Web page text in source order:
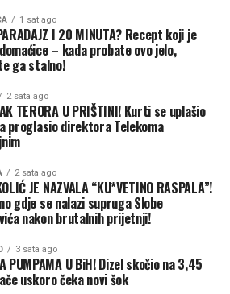
težoj situaciji jer se nakon
nije mogao jednostavno
putem. Morao je pronaći
povratak i ponovno proći
sjedište, nisam znao bih li se
Telefon mi je odmah zazvonio i
što je rekla bilo je: ‘Jesi li ti
je Marko.
provedenog na putu bračni
a njihovo putovanje prema
je bez novih problema.
1 sat ago
I 20 MINUTA? Recept koji je
– kada probate ovo jelo,
ga stalno!
2 sata ago
TERORA U PRIŠTINI! Kurti se uplašio
proglasio direktora Telekoma
2 sata ago
JE NAZVALA “KU*VETINO RASPALA”!
gdje se nalazi supruga Slobe
nakon brutalnih prijetnji!
3 sata ago
PUMPAMA U BiH! Dizel skočio na 3,45
uskoro čeka novi šok